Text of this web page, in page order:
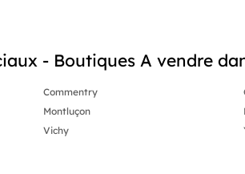
- Boutiques A vendre
Commentry
Montluçon
Vichy